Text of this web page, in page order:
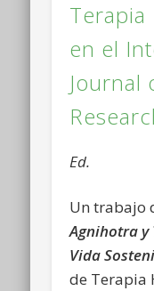
en el
Journal
Ed.
Un trabajo
Agnihotra y
Vida
de Terapia